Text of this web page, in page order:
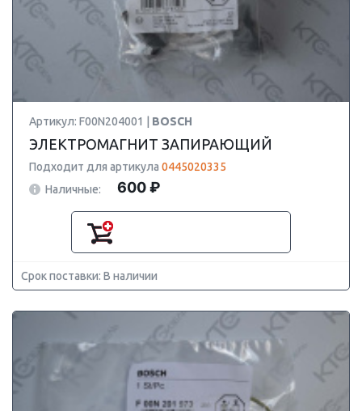
Артикул: F00N204001 | BOSCH
ЭЛЕКТРОМАГНИТ ЗАПИРАЮЩИЙ
Подходит для артикула 0445020335
Наличные:
600 ₽
Срок поставки: В наличии